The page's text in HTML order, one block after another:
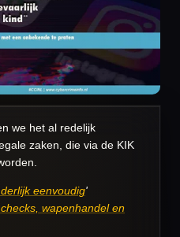
we het al redelijk
zaken, die via de KIK
eenvoudig'
wapenhandel en